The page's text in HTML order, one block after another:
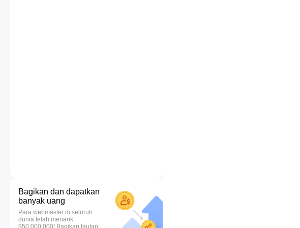
Bagikan dan dapatkan
banyak uang
Para webmaster di seluruh
dunia telah menarik
$50.000.000! Bagikan tautan